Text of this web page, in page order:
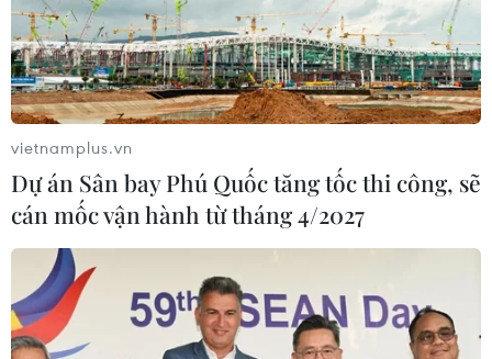
vietnamplus.vn
Dự án Sân bay Phú Quốc tăng tốc thi công, sẽ
cán mốc vận hành từ tháng 4/2027